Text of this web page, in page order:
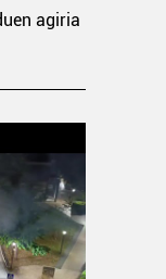
agiria